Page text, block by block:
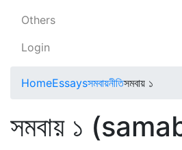
Others
Login
HomeEssaysসমবায়নীতিসমবায় ১
সমবায় ১